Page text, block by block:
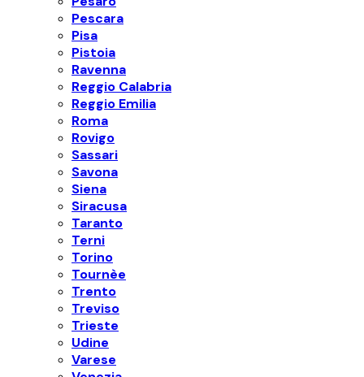
Pescara
Pisa
Pistoia
Ravenna
Reggio Calabria
Reggio Emilia
Roma
Rovigo
Sassari
Savona
Siena
Siracusa
Taranto
Terni
Torino
Tournèe
Trento
Treviso
Trieste
Udine
Varese